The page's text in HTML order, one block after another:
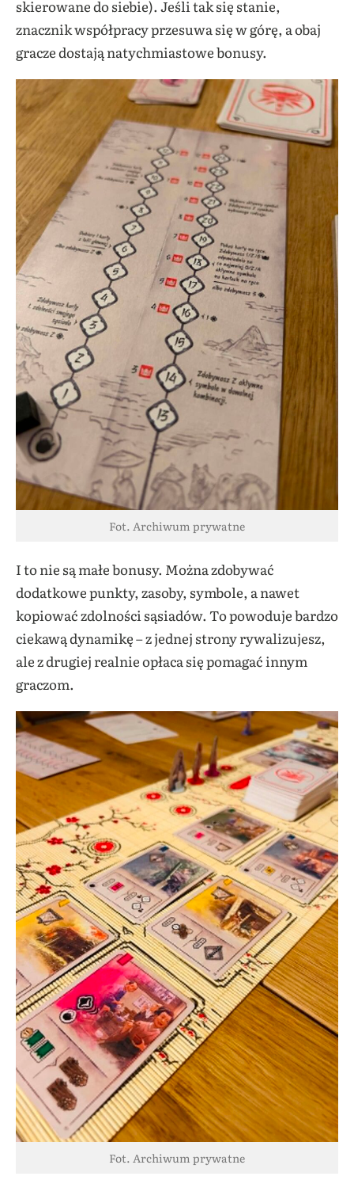
skierowane do siebie). Jeśli tak się stanie,
znacznik współpracy przesuwa się w górę, a obaj
gracze dostają natychmiastowe bonusy.
Fot. Archiwum prywatne
I to nie są małe bonusy. Można zdobywać
dodatkowe punkty, zasoby, symbole, a nawet
kopiować zdolności sąsiadów. To powoduje bardzo
ciekawą dynamikę – z jednej strony rywalizujesz,
ale z drugiej realnie opłaca się pomagać innym
graczom.
Fot. Archiwum prywatne